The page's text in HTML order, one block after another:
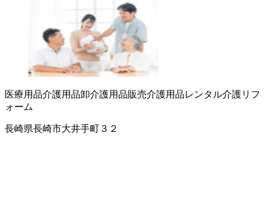
医療用品介護用品卸介護用品販売介護用品レンタル介護リフ
ォーム
長崎県長崎市大井手町３２